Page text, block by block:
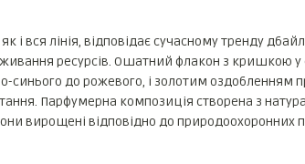
і вся лінія, відповідає сучасному тренду
ресурсів. Ошатний флакон з кришкою
синього до рожевого, і золотим оздобленням
Парфумерна композиція створена з
вирощені відповідно до природоохоронних